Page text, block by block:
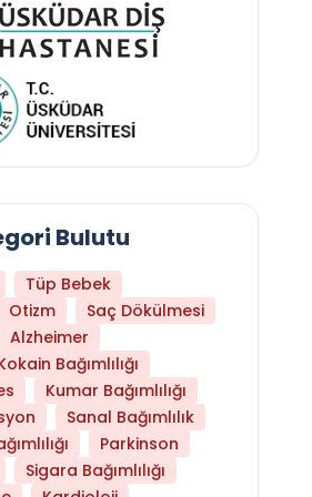
Tüketmek Yaşlanmayı
Bulutu
Tüp Bebek
Otizm
Saç Dökülmesi
Alzheimer
Bağımlılığı
Kumar Bağımlılığı
Sanal Bağımlılık
Parkinson
Sigara Bağımlılığı